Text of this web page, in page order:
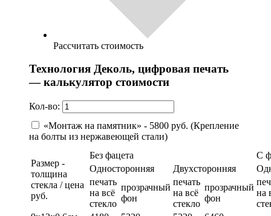
Рассчитать стоимость
Технология Деколь, цифровая печать
— калькулятор стоимости
Кол-во:
«Монтаж на памятник» - 5800 руб. (Крепление
на болты из нержавеющей стали)
Размер -
толщина
стекла / цена
руб.
Без фацета
С
Односторонняя
Двухсторонняя
печать
на всё
стекло
прозрачный
фон
печать
на всё
стекло
прозрачный
фон
на